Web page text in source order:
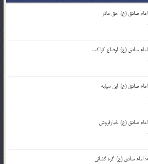
امام صادق (ع): حق مادر
امام صادق (ع): اوضاع کواکب
صادق (ع): ابن سیابه
امام صادق (ع): خیارفروش
امام صادق (ع): گره گشائی